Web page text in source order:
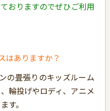
おりますのでぜひご利用
はありますか？
の畳張りのキッズルーム
輪投げやロディ、アニメ
す。